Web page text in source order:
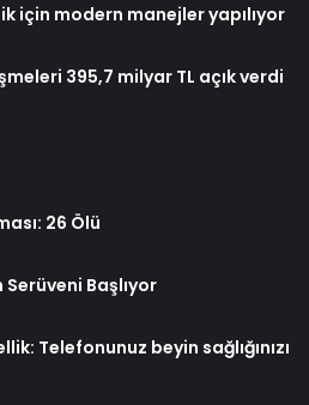
için modern manejler yapılıyor
395,7 milyar TL açık verdi
26 Ölü
Başlıyor
Telefonunuz beyin sağlığınızı